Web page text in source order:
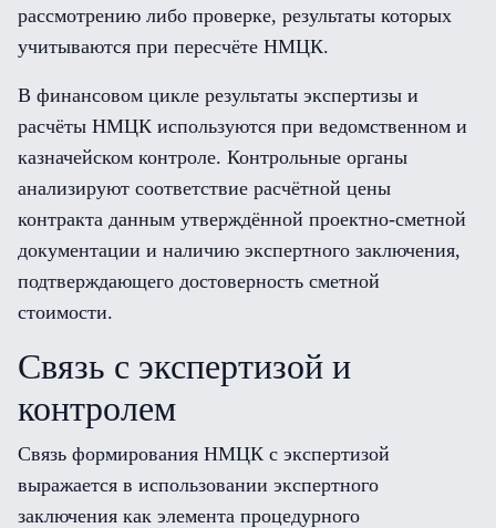
рассмотрению либо проверке, результаты которых
учитываются при пересчёте НМЦК.
В финансовом цикле результаты экспертизы и
расчёты НМЦК используются при ведомственном и
казначейском контроле. Контрольные органы
анализируют соответствие расчётной цены
контракта данным утверждённой проектно-сметной
документации и наличию экспертного заключения,
подтверждающего достоверность сметной
стоимости.
Связь с экспертизой и
контролем
Связь формирования НМЦК с экспертизой
выражается в использовании экспертного
заключения как элемента процедурного